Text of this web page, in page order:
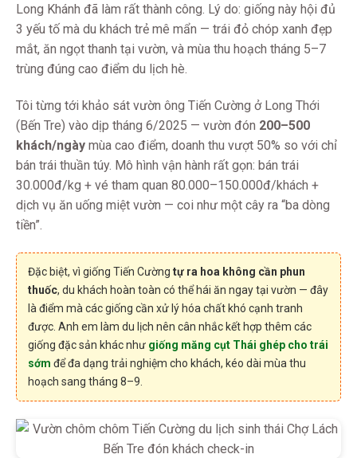
Long Khánh đã làm rất thành công. Lý do: giống này hội đủ
3 yếu tố mà du khách trẻ mê mẩn — trái đỏ chóp xanh đẹp
mắt, ăn ngọt thanh tại vườn, và mùa thu hoạch tháng 5–7
trùng đúng cao điểm du lịch hè.
Tôi từng tới khảo sát vườn ông Tiến Cường ở Long Thới
(Bến Tre) vào dịp tháng 6/2025 — vườn đón 200–500
khách/ngày mùa cao điểm, doanh thu vượt 50% so với chỉ
bán trái thuần túy. Mô hình vận hành rất gọn: bán trái
30.000đ/kg + vé tham quan 80.000–150.000đ/khách +
dịch vụ ăn uống miệt vườn — coi như một cây ra “ba dòng
tiền”.
Đặc biệt, vì giống Tiến Cường tự ra hoa không cần phun
thuốc, du khách hoàn toàn có thể hái ăn ngay tại vườn — đây
là điểm mà các giống cần xử lý hóa chất khó cạnh tranh
được. Anh em làm du lịch nên cân nhắc kết hợp thêm các
giống đặc sản khác như giống măng cụt Thái ghép cho trái
sớm để đa dạng trải nghiệm cho khách, kéo dài mùa thu
hoạch sang tháng 8–9.